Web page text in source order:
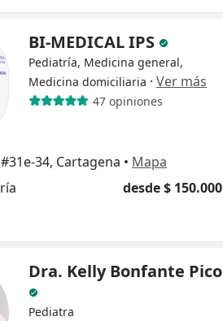
BI-MEDICAL IPS
Pediatría, Medicina general,
Medicina domiciliaria · Ver más
47 opiniones
34, Cartagena • Mapa
desde $ 150.000
Dra. Kelly Bonfante Pico
Pediatra